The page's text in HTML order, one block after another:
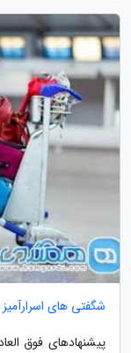
شگفتی های اسرارآمیز
پیشنهادهای فوق